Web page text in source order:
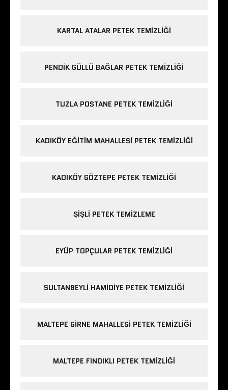
KARTAL ATALAR PETEK TEMIZLIĞI
PENDIK GÜLLÜ BAĞLAR PETEK TEMIZLIĞI
TUZLA POSTANE PETEK TEMIZLIĞI
KADIKÖY EĞITIM MAHALLESI PETEK TEMIZLIĞI
KADIKÖY GÖZTEPE PETEK TEMIZLIĞI
ŞIŞLI PETEK TEMIZLEME
EYÜP TOPÇULAR PETEK TEMIZLIĞI
SULTANBEYLI HAMIDIYE PETEK TEMIZLIĞI
MALTEPE GIRNE MAHALLESI PETEK TEMIZLIĞI
MALTEPE FINDIKLI PETEK TEMIZLIĞI